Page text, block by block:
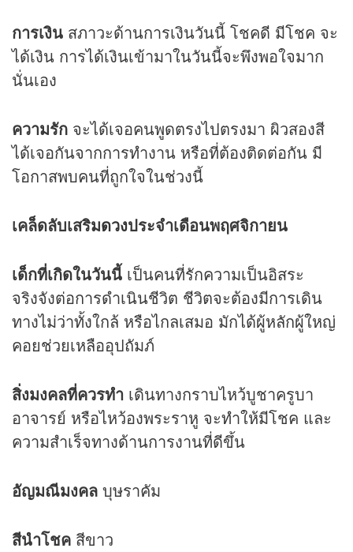
การเงิน สภาวะด้านการเงินวันนี้ โชคดี มีโชค จะ
ได้เงิน การได้เงินเข้ามาในวันนี้จะพึงพอใจมาก
นั่นเอง
ความรัก จะได้เจอคนพูดตรงไปตรงมา ผิวสองสี
ได้เจอกันจากการทำงาน หรือที่ต้องติดต่อกัน มี
โอกาสพบคนที่ถูกใจในช่วงนี้
เคล็ดลับเสริมดวงประจำเดือนพฤศจิกายน
เด็กที่เกิดในวันนี้ เป็นคนที่รักความเป็นอิสระ
จริงจังต่อการดำเนินชีวิต ชีวิตจะต้องมีการเดิน
ทางไม่ว่าทั้งใกล้ หรือไกลเสมอ มักได้ผู้หลักผู้ใหญ่
คอยช่วยเหลืออุปถัมภ์
สิ่งมงคลที่ควรทำ เดินทางกราบไหว้บูชาครูบา
อาจารย์ หรือไหว้องพระราหู จะทำให้มีโชค และ
ความสำเร็จทางด้านการงานที่ดีขึ้น
อัญมณีมงคล บุษราคัม
สีนำโชค สีขาว